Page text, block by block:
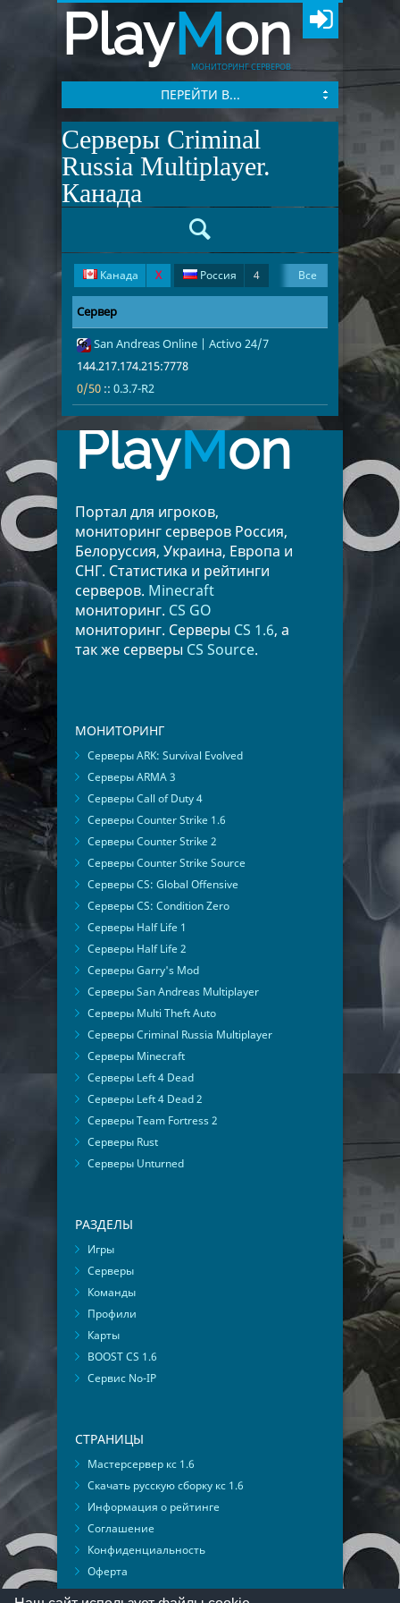
PlayMon
МОНИТОРИНГ СЕРВЕРОВ
ПЕРЕЙТИ В...
Серверы Criminal
Russia Multiplayer.
Канада
Канада X Россия
4
Все
Сервер Адрес
Игроки
6
San Andreas Online | Activo 24/7
144.217.174.215:7778
0/50 :: 0.3.7-R2
PlayMon
Портал для игроков,
мониторинг серверов Россия,
Белоруссия, Украина, Европа и
СНГ. Статистика и рейтинги
серверов. Minecraft
мониторинг. CS GO
мониторинг. Серверы CS 1.6, а
так же серверы CS Source.
МОНИТОРИНГ
Серверы ARK: Survival Evolved
Серверы ARMA 3
Серверы Call of Duty 4
Серверы Counter Strike 1.6
Серверы Counter Strike 2
Серверы Counter Strike Source
Серверы CS: Global Offensive
Серверы CS: Condition Zero
Серверы Half Life 1
Серверы Half Life 2
Серверы Garry's Mod
Серверы San Andreas Multiplayer
Серверы Multi Theft Auto
Серверы Criminal Russia Multiplayer
Серверы Minecraft
Серверы Left 4 Dead
Серверы Left 4 Dead 2
Серверы Team Fortress 2
Серверы Rust
Серверы Unturned
РАЗДЕЛЫ
Игры
Серверы
Команды
Профили
Карты
BOOST CS 1.6
Сервис No-IP
СТРАНИЦЫ
Мастерсервер кс 1.6
Скачать русскую сборку кс 1.6
Информация о рейтинге
Соглашение
Конфиденциальность
Оферта
Мониторинг ВКонтакте